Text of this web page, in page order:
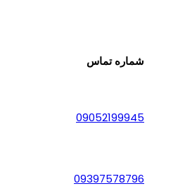
شماره تماس
09052199945
09397578796